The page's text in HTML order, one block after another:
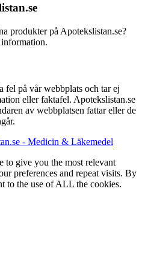
produkter på Apotekslistan.se?
fel på vår webbplats och tar ej
eller faktafel. Apotekslistan.se
av webbplatsen fattar eller de
- Medicin & Läkemedel
to give you the most relevant
preferences and repeat visits. By
to the use of ALL the cookies.